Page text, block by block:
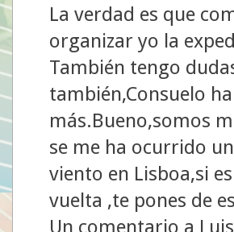
La verdad es que
organizar yo la
También tengo
también,Consuelo
más.Bueno,somos
se me ha ocurrido
viento en Lisboa,si
vuelta ,te pones de
Un comentario a